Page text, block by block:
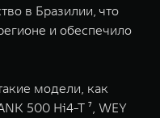
в Бразилии, что
и обеспечило
модели, как
500 Hi4-T ⁷, WEY